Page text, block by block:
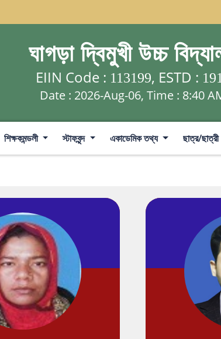
ঘাগড়া দ্বিমুখী উচ্চ
EIIN Code : 113199, ESTD :
Date : 2026-Aug-06, Time : 8:40
শিক্ষকমন্ডলী স্টাফবৃন্দ একাডেমিক তথ্য ছাত্র/ছাত্রী